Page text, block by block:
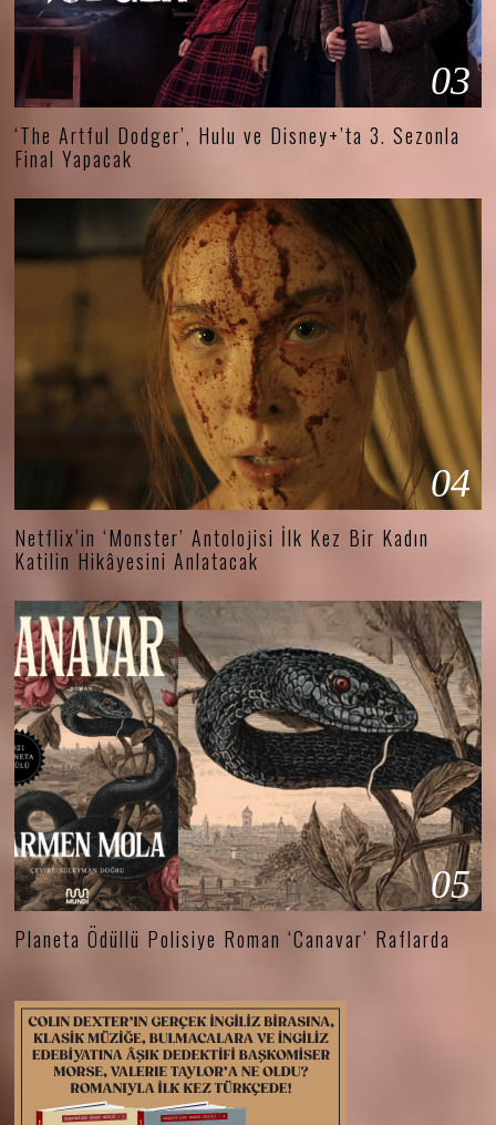
03
‘The Artful Dodger’, Hulu ve Disney+’ta 3. Sezonla
Final Yapacak
04
Netflix’in ‘Monster’ Antolojisi İlk Kez Bir Kadın
Katilin Hikâyesini Anlatacak
05
Planeta Ödüllü Polisiye Roman ‘Canavar’ Raflarda